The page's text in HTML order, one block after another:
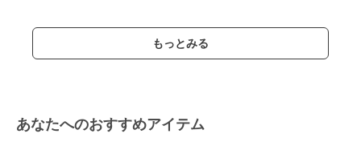
性別タイプ
ワンピースドレス ／
ー、ノースリーブ ホワイト、ノー
もっとみる
あなたへのおすすめアイテム